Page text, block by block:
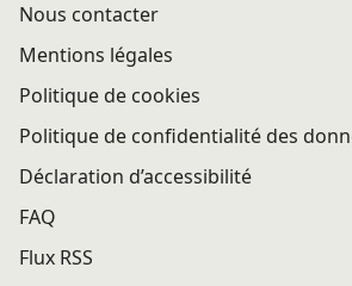
Nous contacter
Mentions légales
Politique de cookies
Politique de confidentialité des
Déclaration d’accessibilité
FAQ
Flux RSS